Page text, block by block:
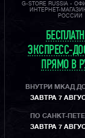
G-STORE RUSSIA -
ИНТЕРНЕТ-
РОССИИ
ЭКСПРЕСС-
ПРЯМО В
ВНУТРИ МКАД
ЗАВТРА 7
ПО САНКТ-
ЗАВТРА 7